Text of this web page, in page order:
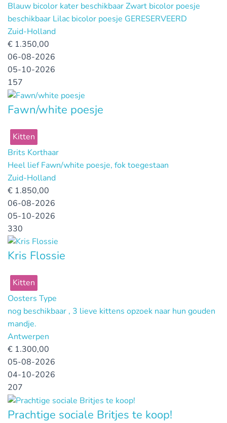
Blauw bicolor kater beschikbaar Zwart bicolor poesje
beschikbaar Lilac bicolor poesje GERESERVEERD
Zuid-Holland
€ 1.350,00
06-08-2026
05-10-2026
157
Fawn/white poesje
Kitten
Brits Korthaar
Heel lief Fawn/white poesje, fok toegestaan
Zuid-Holland
€ 1.850,00
06-08-2026
05-10-2026
330
Kris Flossie
Kitten
Oosters Type
nog beschikbaar , 3 lieve kittens opzoek naar hun gouden
mandje.
Antwerpen
€ 1.300,00
05-08-2026
04-10-2026
207
Prachtige sociale Britjes te koop!